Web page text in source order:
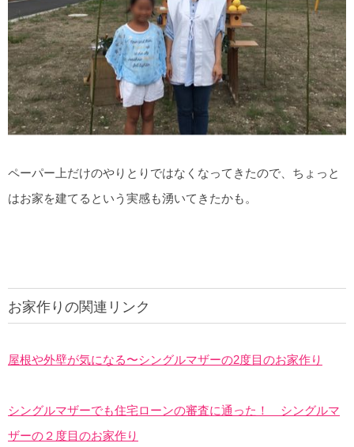
ペーパー上だけのやりとりではなくなってきたので、ちょっと
はお家を建てるという実感も湧いてきたかも。
お家作りの関連リンク
屋根や外壁が気になる〜シングルマザーの2度目のお家作り
シングルマザーでも住宅ローンの審査に通った！ シングルマ
ザーの２度目のお家作り